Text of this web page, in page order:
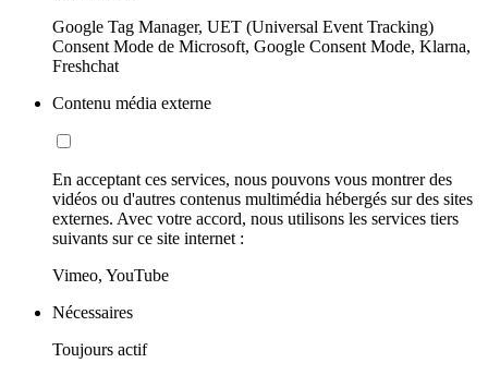
Google Tag Manager, UET (Universal Event Tracking)
Consent Mode de Microsoft, Google Consent Mode, Klarna,
Freshchat
Contenu média externe
En acceptant ces services, nous pouvons vous montrer des
vidéos ou d'autres contenus multimédia hébergés sur des sites
externes. Avec votre accord, nous utilisons les services tiers
suivants sur ce site internet :
Vimeo, YouTube
Nécessaires
Toujours actif